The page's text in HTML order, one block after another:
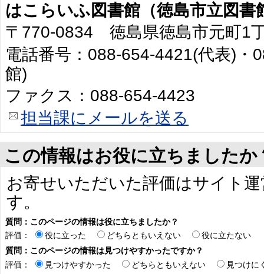
はこらいふ図書館（徳島市立図書
〒770-0834 徳島県徳島市元町1
電話番号：088-654-4421(代表)・
館)
ファクス：088-654-4423
担当課にメールを送る
この情報はお役に立ちましたか
お寄せいただいた評価はサイト
す。
質問：このページの情報は役に立ちましたか？
評価：
役に立った どちらともいえない
役に立たない
質問：このページの情報は見つけやすかったですか？
評価：
見つけやすかった どちらともいえない 見つけに